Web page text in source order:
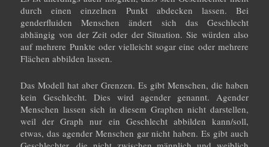
durch einen einzelnen Punkt abdecken lassen. Bei
genderfluiden Menschen ändert sich das Geschlecht
abhängig von der Zeit oder der Situation. Sie würden also
auf mehrere Punkte oder vielleicht sogar eine oder mehrere
Flächen abbilden lassen.
Das Modell hat aber Grenzen. Es gibt Menschen, die haben
kein Geschlecht. Dies wird agender genannt. Agender
Menschen lassen sich in diesem Graphen nicht darstellen,
weil der Graph nur ein Geschlecht abbilden kann/soll,
etwas, das agender Menschen gar nicht haben. Es gibt auch